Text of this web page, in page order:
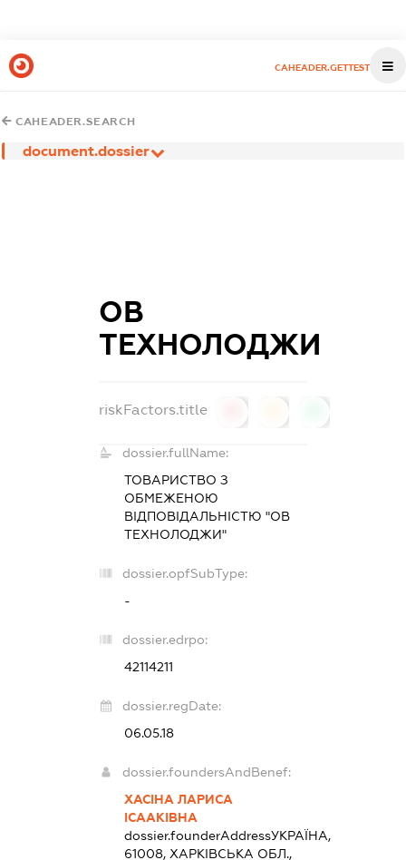
CAHEADER.GETTEST
CAHEADER.SEARCH
document.dossier
ОВ
ТЕХНОЛОДЖИ
riskFactors.title
dossier.fullName:
ТОВАРИСТВО З
ОБМЕЖЕНОЮ
ВІДПОВІДАЛЬНІСТЮ "ОВ
ТЕХНОЛОДЖИ"
dossier.opfSubType:
-
dossier.edrpo:
42114211
dossier.regDate:
06.05.18
dossier.foundersAndBenef:
ХАСІНА ЛАРИСА
ІСААКІВНА
dossier.founderAddressУКРАЇНА,
61008, ХАРКІВСЬКА ОБЛ.,